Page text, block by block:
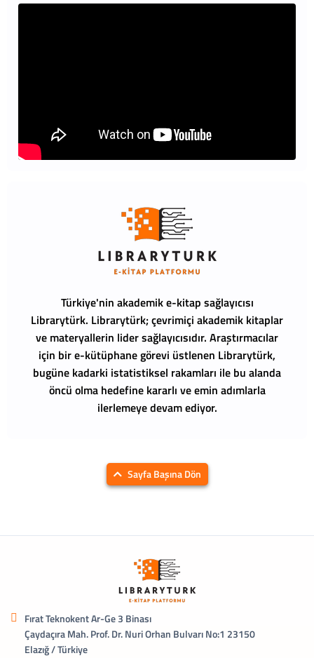
Türkiye'nin akademik e-kitap sağlayıcısı
Librarytürk. Librarytürk; çevrimiçi akademik kitaplar
ve materyallerin lider sağlayıcısıdır. Araştırmacılar
için bir e-kütüphane görevi üstlenen Librarytürk,
bugüne kadarki istatistiksel rakamları ile bu alanda
öncü olma hedefine kararlı ve emin adımlarla
ilerlemeye devam ediyor.
Sayfa Başına Dön
Fırat Teknokent Ar-Ge 3 Binası
Çaydaçıra Mah. Prof. Dr. Nuri Orhan Bulvarı No:1 23150
Elazığ / Türkiye